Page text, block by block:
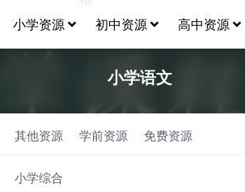
❅
小学资源 初中资源 高中资源
小学语文
其他资源 学前资源 免费资源
小学综合